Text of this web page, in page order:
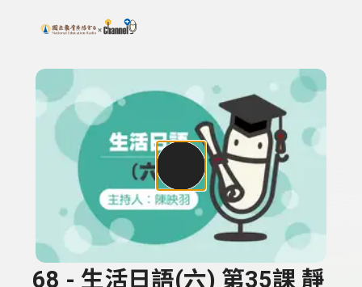
上方功能區塊
搜尋關鍵字：可輸入節目名稱、主持人或關鍵字
68 - 生活日語(六) 第35課 靜